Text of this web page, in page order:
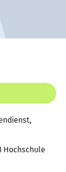
Hochschule